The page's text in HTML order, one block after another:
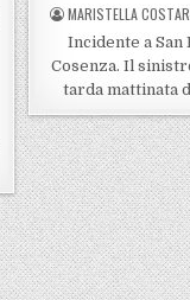
POSTED BY
MARISTELLA
Incidente a
Cosenza. Il
tarda mattinata